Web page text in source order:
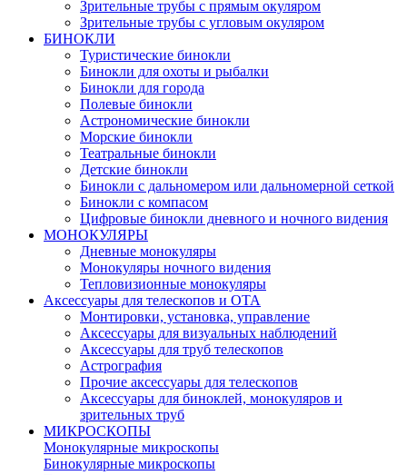
Зрительные трубы с прямым окуляром
Зрительные трубы с угловым окуляром
БИНОКЛИ
Туристические бинокли
Бинокли для охоты и рыбалки
Бинокли для города
Полевые бинокли
Астрономические бинокли
Морские бинокли
Театральные бинокли
Детские бинокли
Бинокли с дальномером или дальномерной сеткой
Бинокли с компасом
Цифровые бинокли дневного и ночного видения
МОНОКУЛЯРЫ
Дневные монокуляры
Монокуляры ночного видения
Тепловизионные монокуляры
Аксессуары для телескопов и ОТА
Монтировки, установка, управление
Аксессуары для визуальных наблюдений
Аксессуары для труб телескопов
Астрография
Прочие аксессуары для телескопов
Аксессуары для биноклей, монокуляров и
зрительных труб
МИКРОСКОПЫ
Монокулярные микроскопы
Бинокулярные микроскопы